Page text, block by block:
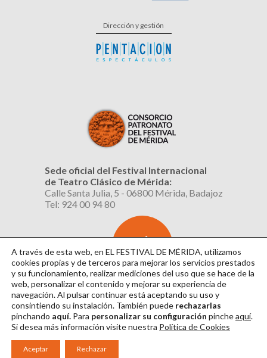
Dirección y gestión
Sede oficial del Festival Internacional
de Teatro Clásico de Mérida:
Calle Santa Julia, 5 - 06800 Mérida, Badajoz
Tel: 924 00 94 80
SUSCRÍBETE
AL BOLETÍN
Aviso Legal|Política de Privacidad
|Webmaster: Axel Kacelnik
A través de esta web, en EL FESTIVAL DE MÉRIDA, utilizamos
cookies propias y de terceros para mejorar los servicios prestados
y su funcionamiento, realizar mediciones del uso que se hace de la
web, personalizar el contenido y mejorar su experiencia de
navegación. Al pulsar continuarestá aceptando su uso y
consintiendo su instalación. También puede rechazarlas
pinchando aquí. Para personalizar su configuración pincheaquí.
Si desea más información visite nuestra Política de Cookies
Aceptar Rechazar